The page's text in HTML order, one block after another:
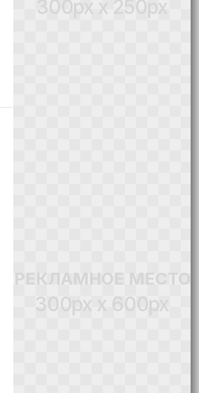
300px x 250px
РЕКЛАМНОЕ МЕСТО
300px x 600px